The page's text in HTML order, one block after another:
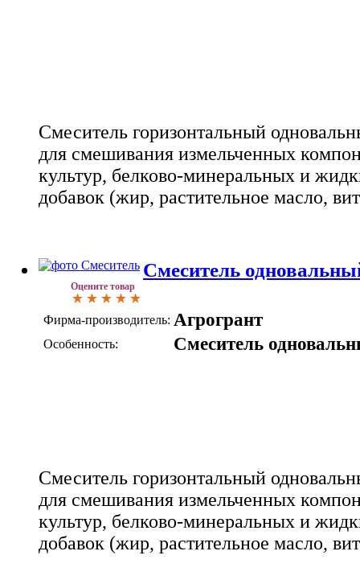
Смеситель горизонтальный
для смешивания измельченных
культур, белково-минеральных и
добавок (жир, растительное масло,
Оцените товар
Смеситель
Фирма-производитель: Агрогрант
Особенность: Смеситель
Смеситель горизонтальный
для смешивания измельченных
культур, белково-минеральных и
добавок (жир, растительное масло,